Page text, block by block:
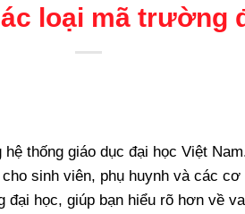
loại mã trường
thống giáo dục đại học Việt
sinh viên, phụ huynh và các
học, giúp bạn hiểu rõ hơn về